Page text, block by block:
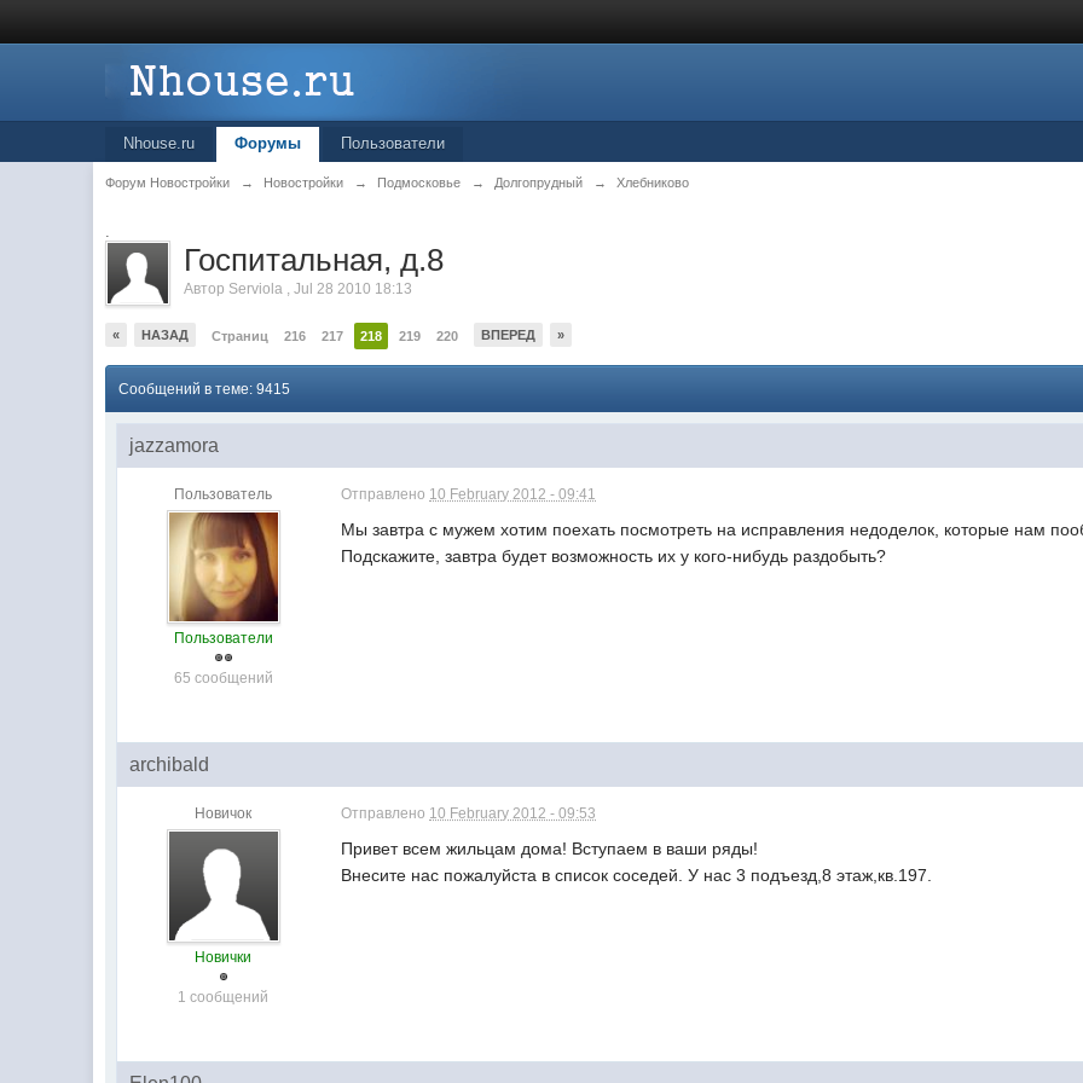
Nhouse.ru Форумы Пользователи
Форум Новостройки → Новостройки → Подмосковье → Долгопрудный → Хлебниково
.
Госпитальная, д.8
Автор Serviola ,Jul 28 2010 18:13
« НАЗАД Страниц 216 217 218 219 220 ВПЕРЕД »
Сообщений в теме: 9415
jazzamora
Пользователь
Пользователи
65 сообщений
Отправлено 10 February 2012 - 09:41
Мы завтра с мужем хотим поехать посмотреть на исправления недоделок, которые нам
Подскажите, завтра будет возможность их у кого-нибудь раздобыть?
archibald
Новичок
Новички
1 сообщений
Отправлено 10 February 2012 - 09:53
Привет всем жильцам дома! Вступаем в ваши ряды!
Внесите нас пожалуйста в список соседей. У нас 3 подъезд,8 этаж,кв.197.